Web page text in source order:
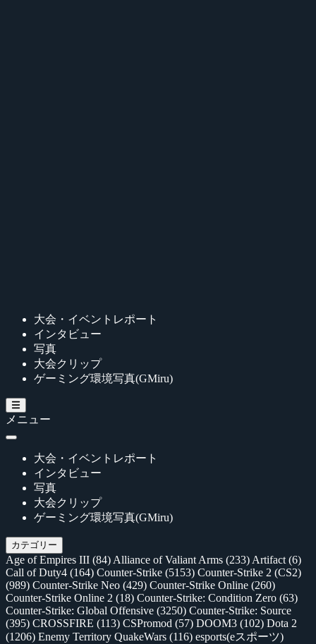
大会・イベントレポート
インタビュー
写真
大会クリップ
ゲーミング環境写真(GMiru)
メニュー
大会・イベントレポート
インタビュー
写真
大会クリップ
ゲーミング環境写真(GMiru)
カテゴリー
Age of Empires III (84) Alliance of Valiant Arms (233) Artifact (6)
Call of Duty4 (164) Counter-Strike (5153) Counter-Strike 2 (CS2)
(989) Counter-Strike Neo (429) Counter-Strike Online (260)
Counter-Strike Online 2 (18) Counter-Strike: Condition Zero (63)
Counter-Strike: Global Offensive (3250) Counter-Strike: Source
(395) CROSSFIRE (113) CSPromod (57) DOOM3 (102) Dota 2
(1206) Enemy Territory QuakeWars (116) esports(eスポーツ)